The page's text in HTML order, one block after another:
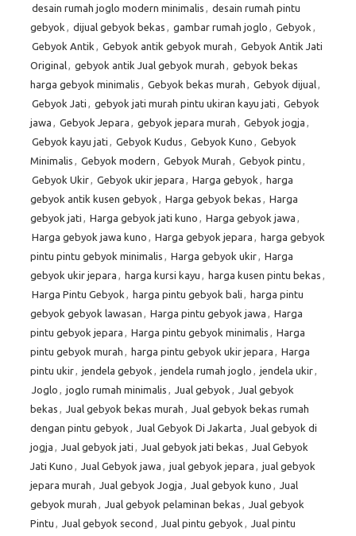
desain rumah joglo modern minimalis , desain rumah pintu
gebyok , dijual gebyok bekas , gambar rumah joglo , Gebyok ,
Gebyok Antik , Gebyok antik gebyok murah , Gebyok Antik Jati
Original, gebyok antik Jual gebyok murah , gebyok bekas
harga gebyok minimalis , Gebyok bekas murah , Gebyok dijual,
Gebyok Jati , gebyok jati murah pintu ukiran kayu jati , Gebyok
jawa , Gebyok Jepara , gebyok jepara murah , Gebyok jogja ,
Gebyok kayu jati , Gebyok Kudus , Gebyok Kuno , Gebyok
Minimalis , Gebyok modern , Gebyok Murah , Gebyok pintu ,
Gebyok Ukir, Gebyok ukir jepara , Harga gebyok , harga
gebyok antik kusen gebyok , Harga gebyok bekas , Harga
gebyok jati , Harga gebyok jati kuno , Harga gebyok jawa ,
Harga gebyok jawa kuno , Harga gebyok jepara , harga gebyok
pintu pintu gebyok minimalis , Harga gebyok ukir, Harga
gebyok ukir jepara , harga kursi kayu , harga kusen pintu bekas ,
Harga Pintu Gebyok , harga pintu gebyok bali , harga pintu
gebyok gebyok lawasan , Harga pintu gebyok jawa , Harga
pintu gebyok jepara , Harga pintu gebyok minimalis , Harga
pintu gebyok murah , harga pintu gebyok ukir jepara , Harga
pintu ukir, jendela gebyok , jendela rumah joglo , jendela ukir,
Joglo , joglo rumah minimalis , Jual gebyok , Jual gebyok
bekas , Jual gebyok bekas murah , Jual gebyok bekas rumah
dengan pintu gebyok , Jual Gebyok Di Jakarta , Jual gebyok di
jogja , Jual gebyok jati , Jual gebyok jati bekas , Jual Gebyok
Jati Kuno , Jual Gebyok jawa , jual gebyok jepara , jual gebyok
jepara murah , Jual gebyok Jogja , Jual gebyok kuno , Jual
gebyok murah , Jual gebyok pelaminan bekas , Jual gebyok
Pintu , Jual gebyok second , Jual pintu gebyok , Jual pintu